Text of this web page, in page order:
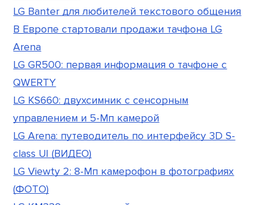
LG Banter для любителей текстового общения
В Европе стартовали продажи тачфона LG
Arena
LG GR500: первая информация о тачфоне с
QWERTY
LG KS660: двухсимник с сенсорным
управлением и 5-Мп камерой
LG Arena: путеводитель по интерфейсу 3D S-
class UI (ВИДЕО)
LG Viewty 2: 8-Мп камерофон в фотографиях
(ФОТО)